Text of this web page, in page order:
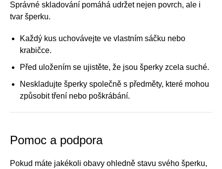
Správné skladování pomáhá udržet nejen povrch, ale i
tvar šperku.
Každý kus uchovávejte ve vlastním sáčku nebo
krabičce.
Před uložením se ujistěte, že jsou šperky zcela suché.
Neskladujte šperky společně s předměty, které mohou
způsobit tření nebo poškrábání.
Pomoc a podpora
Pokud máte jakékoli obavy ohledně stavu svého šperku,